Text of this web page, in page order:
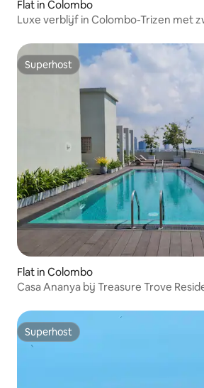
Flat in Colombo
Luxe verblijf in Colombo-Trizen met
Superhost
Superhost
Flat in Colombo
Casa Ananya bij Treasure Trove
Superhost
Superhost